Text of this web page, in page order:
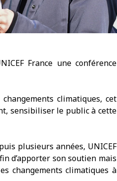
France une conférence
climatiques, cet
sensibiliser le public à cette
plusieurs années, UNICEF
d’apporter son soutien mais
changements climatiques à